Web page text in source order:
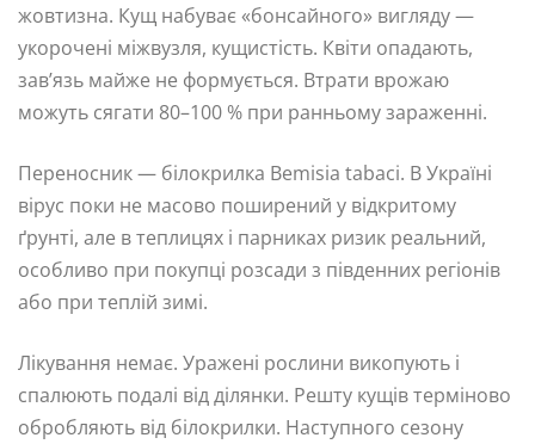
жовтизна. Кущ набуває «бонсайного» вигляду —
укорочені міжвузля, кущистість. Квіти опадають,
зав’язь майже не формується. Втрати врожаю
можуть сягати 80–100 % при ранньому зараженні.
Переносник — білокрилка Bemisia tabaci. В Україні
вірус поки не масово поширений у відкритому
ґрунті, але в теплицях і парниках ризик реальний,
особливо при покупці розсади з південних регіонів
або при теплій зимі.
Лікування немає. Уражені рослини викопують і
спалюють подалі від ділянки. Решту кущів терміново
обробляють від білокрилки. Наступного сезону